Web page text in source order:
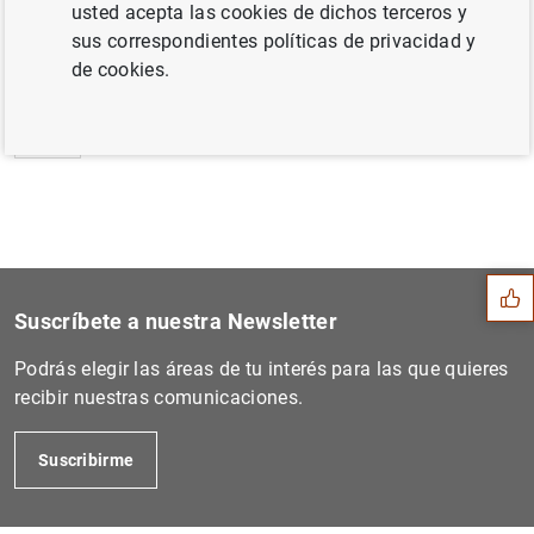
Siguiente
Conferencia de investigació...
Sugerencias
Suscríbete a nuestra Newsletter
Podrás elegir las áreas de tu interés para las que quieres
recibir nuestras comunicaciones.
Suscribirme
usted acepta las cookies de dichos terceros y
sus correspondientes políticas de privacidad y
de cookies.